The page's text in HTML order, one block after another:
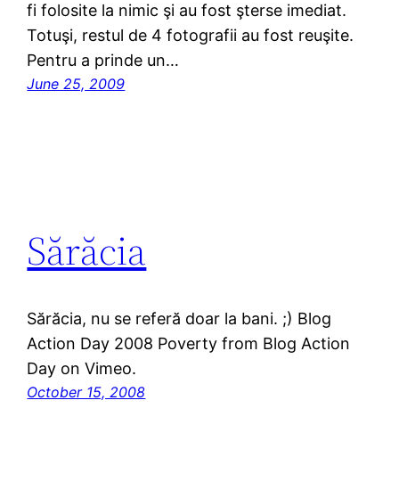
fi folosite la nimic şi au fost şterse imediat.
Totuşi, restul de 4 fotografii au fost reuşite.
Pentru a prinde un…
June 25, 2009
Sărăcia
Sărăcia, nu se referă doar la bani. ;) Blog
Action Day 2008 Poverty from Blog Action
Day on Vimeo.
October 15, 2008